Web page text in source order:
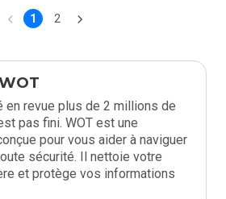
1 2
en revue plus de 2 millions de
pas fini. WOT est une
pour vous aider à naviguer
sécurité. Il nettoie votre
et protège vos informations